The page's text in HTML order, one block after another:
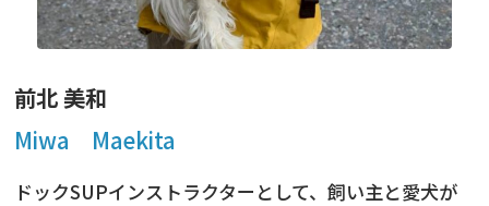
前北 美和
Miwa Maekita
ドックSUPインストラクターとして、飼い主と愛犬が